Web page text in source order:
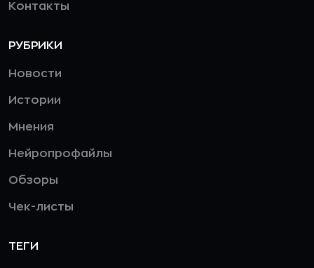
Контакты
РУБРИКИ
Новости
Истории
Мнения
Нейропрофайлы
Обзоры
Чек-листы
ТЕГИ